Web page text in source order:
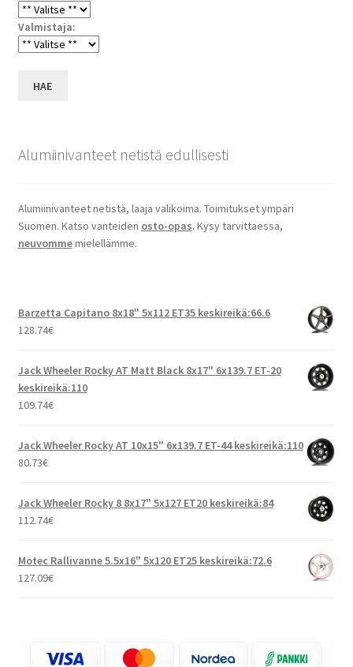
Valmistaja:
HAE
Alumiinivanteet netistä edullisesti
Alumiinivanteet netistä, laaja valikoima. Toimitukset ympäri
Suomen. Katso vanteiden osto-opas. Kysy tarvittaessa,
neuvommemielellämme.
Barzetta Capitano 8x18" 5x112 ET35 keskireikä:66.6
128.74€
Jack Wheeler Rocky AT Matt Black 8x17" 6x139.7 ET-20
keskireikä:110
109.74€
Jack Wheeler Rocky AT 10x15" 6x139.7 ET-44 keskireikä:110
80.73€
Jack Wheeler Rocky 8 8x17" 5x127 ET20 keskireikä:84
112.74€
Motec Rallivanne 5.5x16" 5x120 ET25 keskireikä:72.6
127.09€